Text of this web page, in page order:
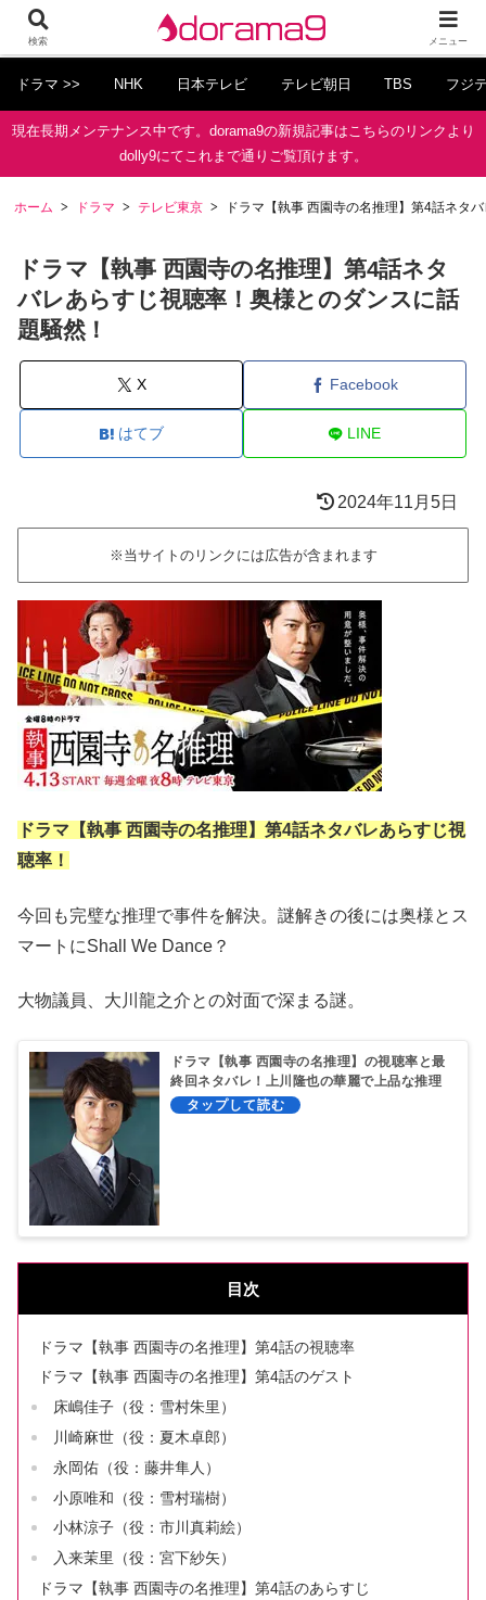
ドラマ >> NHK 日本テレビ テレビ朝日 TBS フジ
現在長期メンテナンス中です。dorama9の新規記事はこちらのリンクより
dolly9にてこれまで通りご覧頂けます。
ホーム ドラマ テレビ東京 ドラマ【執事 西園寺の名推理】第4話ネタ
ドラマ【執事 西園寺の名推理】第4話ネタ
バレあらすじ視聴率！奥様とのダンスに話
題騒然！
X Facebook
はてブ LINE
2024年11月5日
※当サイトのリンクには広告が含まれます
ドラマ【執事 西園寺の名推理】第4話ネタバレあらすじ視
聴率！
今回も完璧な推理で事件を解決。謎解きの後には奥様とス
マートにShall We Dance？
大物議員、大川龍之介との対面で深まる謎。
ドラマ【執事 西園寺の名推理】の視聴率と最
終回ネタバレ！上川隆也の華麗で上品な推理
劇！
目次
ドラマ【執事 西園寺の名推理】第4話の視聴率
ドラマ【執事 西園寺の名推理】第4話のゲスト
床嶋佳子（役：雪村朱里）
川崎麻世（役：夏木卓郎）
永岡佑（役：藤井隼人）
小原唯和（役：雪村瑞樹）
小林涼子（役：市川真莉絵）
入来茉里（役：宮下紗矢）
ドラマ【執事 西園寺の名推理】第4話のあらすじ
検索 メニュー